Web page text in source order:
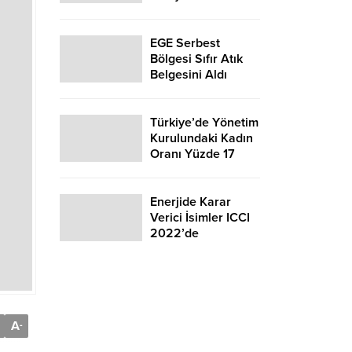
A-
Akkuyu Nükleer'in
Ana
Sponsorluğunda
EGE Serbest
Bölgesi Sıfır Atık
Belgesini Aldı
Türkiye’de Yönetim
Kurulundaki Kadın
Oranı Yüzde 17
Enerjide Karar
Verici İsimler ICCI
2022’de